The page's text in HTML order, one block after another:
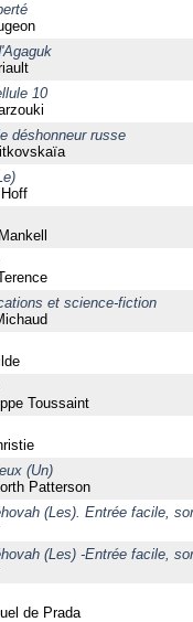
10
déshonneur russe
et science-fiction
Toussaint
(Un)
Patterson
(Les). Entrée facile,
(Les) -Entrée facile,
de Prada